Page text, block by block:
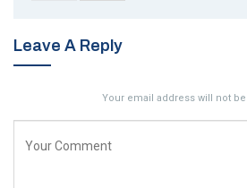
Leave A Reply
Your email address will not